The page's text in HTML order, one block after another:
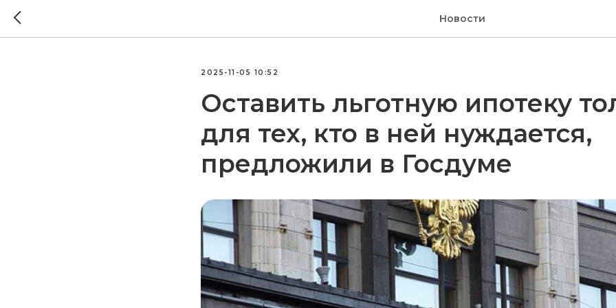
Новости
2025-11-05 10:52
Оставить льготную ипотеку
для тех, кто в ней нуждается,
предложили в Госдуме